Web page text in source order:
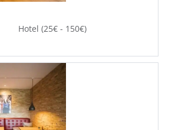
Hotel (25€ - 150€)